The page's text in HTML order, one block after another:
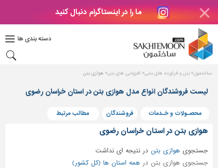
ما را در اینستاگرام دنبال کنید
دسته بندی ها
دکوراسیون
بتن
های
بتنی
و
پنجره
ساختمانی
ساختمون بتن و فراورده های بتنی افزودنی های بتن هوازی بتن
لیست فروشندگان انواع مدل هوازی بتن در استان خراسان رضوی
محصـولات و خـدمات فروشندگان مطالب مرتبط
هوازی بتن در استان خراسان رضوی
جستجوی هوازی بتن درنتیجه ای نداشت
جستجوی هوازی بتن در همه استان ها (کل کشور)